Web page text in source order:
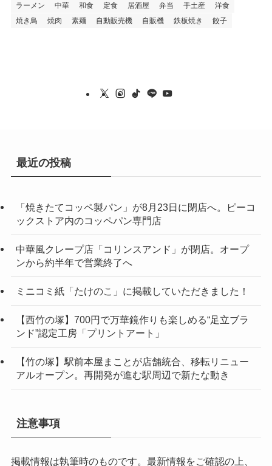
ラーメン
中華 和食 定食 居酒屋 弁当 手土産
洋食
焼き鳥
焼肉 素麺 自動販売機 自販機 鉄板焼き 餃子
最近の投稿
「焼きたてコッペ製パン」が8月23日に閉店へ。ピーコ
ックストア内のコッペパン専門店
中華風クレープ店「コリンスアンド」が閉店。オープ
ンから約半年で営業終了へ
ミニコミ紙「たけのこ」に掲載していただきました！
【西竹の塚】700円で万華鏡作りも楽しめる“足立ブラ
ンド”認定工房「プリントアート」
【竹の塚】駅前本屋まことが店舗統合、移転リニュー
アルオープン。再開発が進む駅周辺で新たな動き
注意事項
掲載情報は執筆時のものです。最新情報をご確認の上、